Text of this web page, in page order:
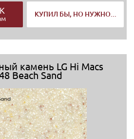
КУПИЛ БЫ, НО НУЖНО...
камень LG Hi Macs
Beach Sand